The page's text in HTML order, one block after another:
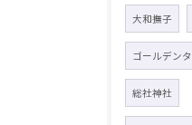
大和撫子
ゴールデン
総社神社